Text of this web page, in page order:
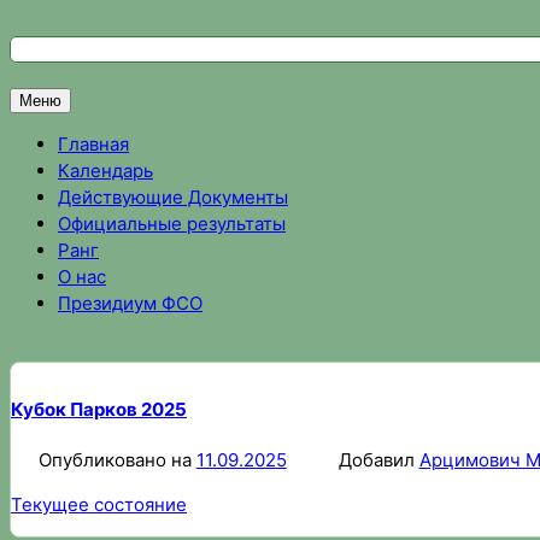
кФедерация спортивного ориентирования Омской области
Спортивное ориентирование в Омске, результаты
Меню
Главная
Календарь
Действующие Документы
Официальные результаты
Ранг
О нас
Президиум ФСО
Кубок Парков 2025
Опубликовано на 11.09.2025 Добавил Арцимович
Текущее состояние